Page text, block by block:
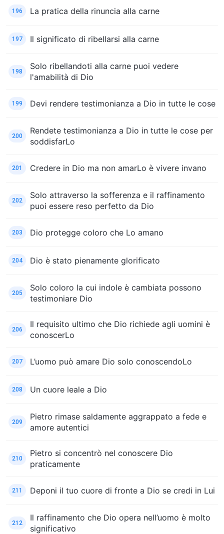
196 La pratica della rinuncia alla carne
197 Il significato di ribellarsi alla carne
198
Solo ribellandoti alla carne puoi vedere
l'amabilità di Dio
199 Devi rendere testimonianza a Dio in tutte le cose
200
Rendete testimonianza a Dio in tutte le cose per
soddisfarLo
201 Credere in Dio ma non amarLo è vivere invano
202
Solo attraverso la sofferenza e il raffinamento
puoi essere reso perfetto da Dio
203 Dio protegge coloro che Lo amano
204 Dio è stato pienamente glorificato
205
Solo coloro la cui indole è cambiata possono
testimoniare Dio
206
Il requisito ultimo che Dio richiede agli uomini è
conoscerLo
207 L’uomo può amare Dio solo conoscendoLo
208 Un cuore leale a Dio
209
Pietro rimase saldamente aggrappato a fede e
amore autentici
210
Pietro si concentrò nel conoscere Dio
praticamente
211 Deponi il tuo cuore di fronte a Dio se credi in Lui
212
Il raffinamento che Dio opera nell’uomo è molto
significativo